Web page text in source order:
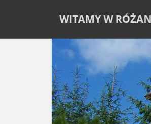
WITAMY W